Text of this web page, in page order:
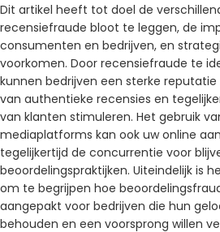
Dit artikel heeft tot doel de
recensiefraude bloot te leggen, de
consumenten en bedrijven, en
voorkomen. Door recensiefraude te
kunnen bedrijven een sterke
van authentieke recensies en
van klanten stimuleren. Het gebruik
mediaplatforms kan ook uw online
tegelijkertijd de concurrentie voor
beoordelingspraktijken. Uiteindelijk is
om te begrijpen hoe
aangepakt voor bedrijven die hun
behouden en een voorsprong willen